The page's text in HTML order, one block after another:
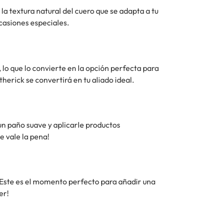
textura natural del cuero que se adapta a tu
especiales.
que lo convierte en la opción perfecta para
se convertirá en tu aliado ideal.
paño suave y aplicarle productos
vale la pena!
es el momento perfecto para añadir una